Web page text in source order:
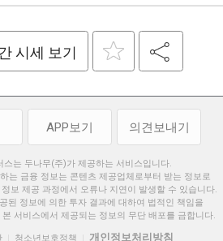
시세 보기
APP보기 의견보내기
스는 두나무(주)가 제공하는 서비스입니다.
는 금융 정보는 콘텐츠 제공업체로부터 받는 정보로
보 제공 과정에서 오류나 지연이 발생할 수 있습니다.
된 정보에 의한 투자 결과에 대하여 법적인 책임을
서비스에서 제공되는 정보의 무단 배포를 금합니다.
청소년보호정책 개인정보처리방침